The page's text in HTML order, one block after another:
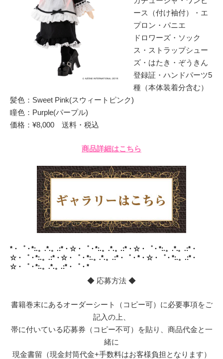
ース（付け袖付）・エ
プロン・パニエ
ドロワーズ・ソック
ス・ストラップシュー
ズ・はたき・ぞうきん
登録証・ハンドパーツ5
種（本体装着分含む）
髪色：Sweet Pink(スウィートピンク)
瞳色：Purple(パープル)
価格：¥8,000 送料・税込
商品詳細はこちら
*・゜・*:.。.*.。.:*・☆・゜・*:.。.*.。.:*・☆・゜・*:.。.*.。.:*・
☆・゜・*:.。.:*・☆・゜・*:.。.*.。.:*・゜・*・☆・゜・*:.。.:*・
☆・゜・*:.。.*.。.:*・゜・*
◆ 応募方法 ◆
書籍巻末にあるオーダーシート（コピー可）に必要事項をご
記入の上、
帯に付いている応募券（コピー不可）を貼り、商品代金と一
緒に
現金書留（現金封筒代金+手数料はお客様負担となります）